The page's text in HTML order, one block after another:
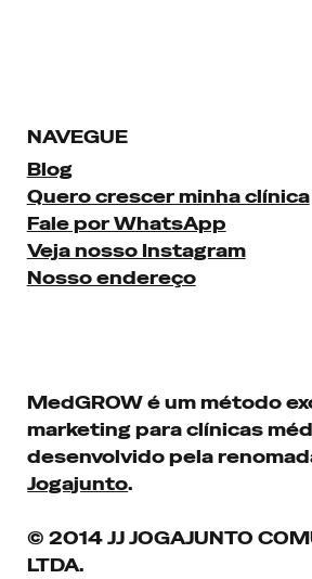
NAVEGUE
Blog
Quero crescer minha clínica
Fale por WhatsApp
Veja nosso Instagram
Nosso endereço
MedGROW é um método
marketing para clínicas
desenvolvido pela
Jogajunto.
© 2014 JJ JOGAJUNTO
LTDA.